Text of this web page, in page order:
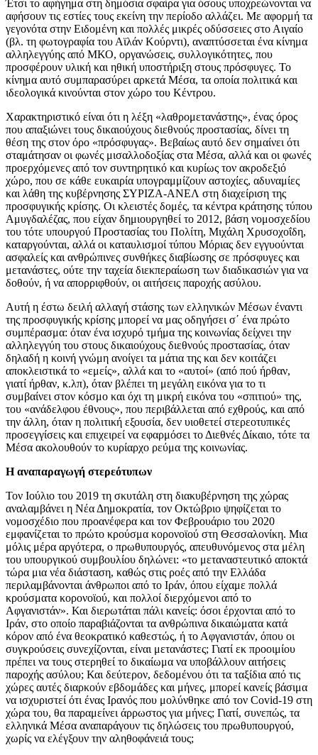
Έτσι το αφήγημα στη δημόσια σφαίρα για όσους υποχρεώνονται να
αφήσουν τις εστίες τους εκείνη την περίοδο αλλάζει. Με αφορμή τα
γεγονότα στην Ειδομένη και πολλές μικρές οδύσσειες στο Αιγαίο
(βλ. τη φωτογραφία του Αϊλάν Κούρντι), αναπτύσσεται ένα κίνημα
αλληλεγγύης από ΜΚΟ, οργανώσεις, συλλογικότητες, που
προσφέρουν υλική και ηθική υποστήριξη στους πρόσφυγες. Το
κίνημα αυτό συμπαρασύρει αρκετά Μέσα, τα οποία πολιτικά και
ιδεολογικά κινούνται στον χώρο του Κέντρου.
Χαρακτηριστικό είναι ότι η λέξη «λαθρομετανάστης», ένας όρος
που απαξιώνει τους δικαιούχους διεθνούς προστασίας, δίνει τη
θέση της στον όρο «πρόσφυγας». Βεβαίως αυτό δεν σημαίνει ότι
σταμάτησαν οι φωνές μισαλλοδοξίας στα Μέσα, αλλά και οι φωνές
προερχόμενες από τον συντηρητικό και κυρίως τον ακροδεξιό
χώρο, που σε κάθε ευκαιρία υπογραμμίζουν αστοχίες, αδυναμίες
και λάθη της κυβέρνησης ΣΥΡΙΖΑ-ΑΝΕΛ στη διαχείριση της
προσφυγικής κρίσης. Οι κλειστές δομές, τα κέντρα κράτησης τύπου
Αμυγδαλέζας, που είχαν δημιουργηθεί το 2012, βάση νομοσχεδίου
του τότε υπουργού Προστασίας του Πολίτη, Μιχάλη Χρυσοχοΐδη,
καταργούνται, αλλά οι καταυλισμοί τύπου Μόριας δεν εγγυούνται
ασφαλείς και ανθρώπινες συνθήκες διαβίωσης σε πρόσφυγες και
μετανάστες, ούτε την ταχεία διεκπεραίωση των διαδικασιών για να
δοθούν, ή να απορριφθούν, οι αιτήσεις παροχής ασύλου.
Αυτή η έστω δειλή αλλαγή στάσης των ελληνικών Μέσων έναντι
της προσφυγικής κρίσης μπορεί να μας οδηγήσει σ΄ ένα πρώτο
συμπέρασμα: όταν ένα ισχυρό τμήμα της κοινωνίας δείχνει την
αλληλεγγύη του στους δικαιούχους διεθνούς προστασίας, όταν
δηλαδή η κοινή γνώμη ανοίγει τα μάτια της και δεν κοιτάζει
αποκλειστικά το «εμείς», αλλά και το «αυτοί» (από πού ήρθαν,
γιατί ήρθαν, κ.λπ), όταν βλέπει τη μεγάλη εικόνα για το τι
συμβαίνει στον κόσμο και όχι τη μικρή εικόνα του «σπιτιού» της,
του «ανάδελφου έθνους», που περιβάλλεται από εχθρούς, και από
την άλλη, όταν η πολιτική εξουσία, δεν υιοθετεί στερεοτυπικές
προσεγγίσεις και επιχειρεί να εφαρμόσει το Διεθνές Δίκαιο, τότε τα
Μέσα ακολουθούν το κυρίαρχο ρεύμα της κοινωνίας.
Η αναπαραγωγή στερεότυπων
Τον Ιούλιο του 2019 τη σκυτάλη στη διακυβέρνηση της χώρας
αναλαμβάνει η Νέα Δημοκρατία, τον Οκτώβριο ψηφίζεται το
νομοσχέδιο που προανέφερα και τον Φεβρουάριο του 2020
εμφανίζεται το πρώτο κρούσμα κορονοϊού στη Θεσσαλονίκη. Μια
μόλις μέρα αργότερα, ο πρωθυπουργός, απευθυνόμενος στα μέλη
του υπουργικού συμβουλίου δηλώνει: «το μεταναστευτικό αποκτά
τώρα μια νέα διάσταση, καθώς στις ροές από την Ελλάδα
περιλαμβάνονται άνθρωποι από το Ιράν, όπου είχαμε πολλά
κρούσματα κορονοϊού, και πολλοί διερχόμενοι από το
Αφγανιστάν». Και διερωτάται πάλι κανείς: όσοι έρχονται από το
Ιράν, στο οποίο παραβιάζονται τα ανθρώπινα δικαιώματα κατά
κόρον από ένα θεοκρατικό καθεστώς, ή το Αφγανιστάν, όπου οι
συγκρούσεις συνεχίζονται, είναι μετανάστες; Γιατί εκ προοιμίου
πρέπει να τους στερηθεί το δικαίωμα να υποβάλλουν αιτήσεις
παροχής ασύλου; Και δεύτερον, δεδομένου ότι τα ταξίδια από τις
χώρες αυτές διαρκούν εβδομάδες και μήνες, μπορεί κανείς βάσιμα
να ισχυριστεί ότι ένας Ιρανός που μολύνθηκε από τον Covid-19 στη
χώρα του, θα παραμείνει άρρωστος για μήνες; Γιατί, συνεπώς, τα
ελληνικά Μέσα αναπαράγουν τις δηλώσεις του πρωθυπουργού,
χωρίς να ελέγξουν την αληθοφάνειά τους;